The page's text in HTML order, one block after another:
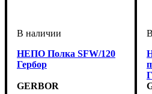
НЕПО Полка SFW/120
Гербор
GERBOR